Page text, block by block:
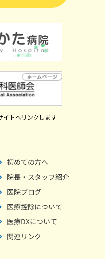
イトへリンクします
初めての方へ
院長・スタッフ紹介
医院ブログ
医療控除について
医療DXについて
関連リンク